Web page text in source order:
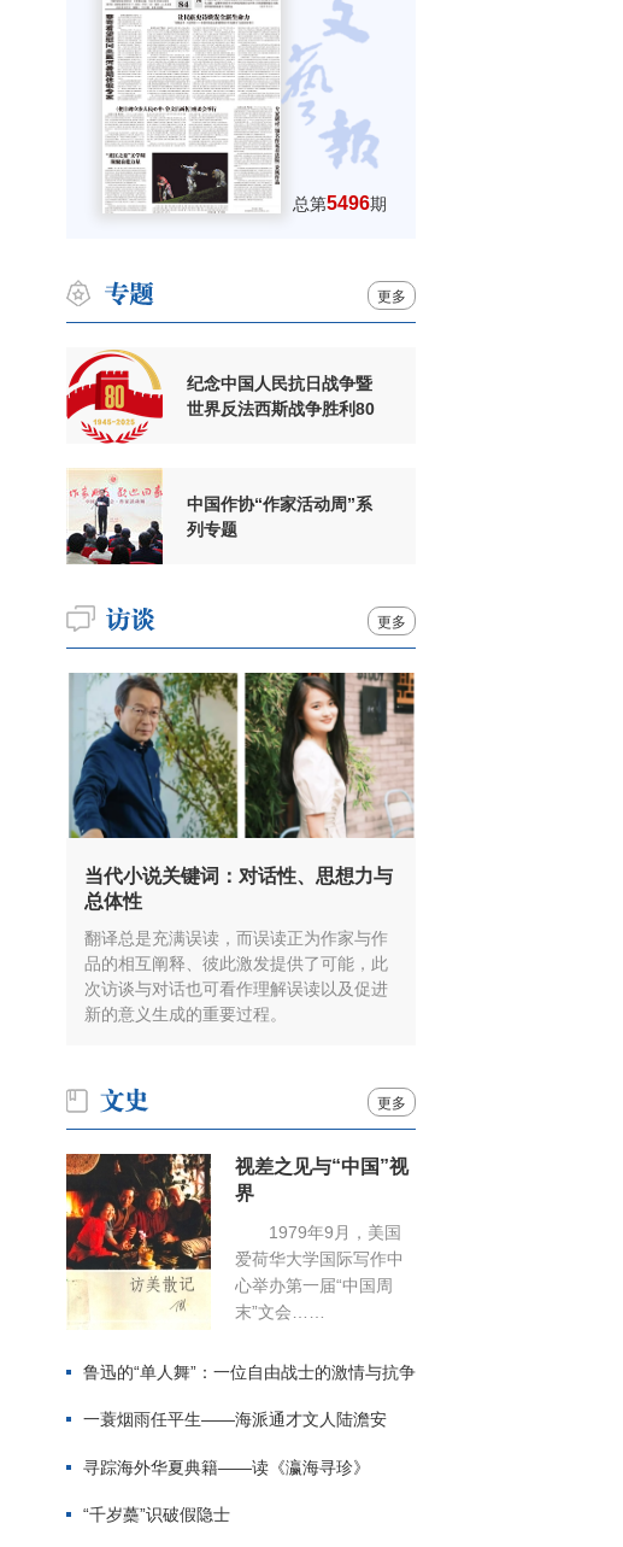
总第5496期
更多
纪念中国人民抗日战争暨
世界反法西斯战争胜利80
中国作协“作家活动周”系
列专题
更多
当代小说关键词：对话性、思想力与
总体性
翻译总是充满误读，而误读正为作家与作
品的相互阐释、彼此激发提供了可能，此
次访谈与对话也可看作理解误读以及促进
新的意义生成的重要过程。
更多
视差之见与“中国”视
界
1979年9月，美国
爱荷华大学国际写作中
心举办第一届“中国周
末”文会……
鲁迅的“单人舞”：一位自由战士的激情与抗争
一蓑烟雨任平生——海派通才文人陆澹安
寻踪海外华夏典籍——读《瀛海寻珍》
“千岁蘽”识破假隐士